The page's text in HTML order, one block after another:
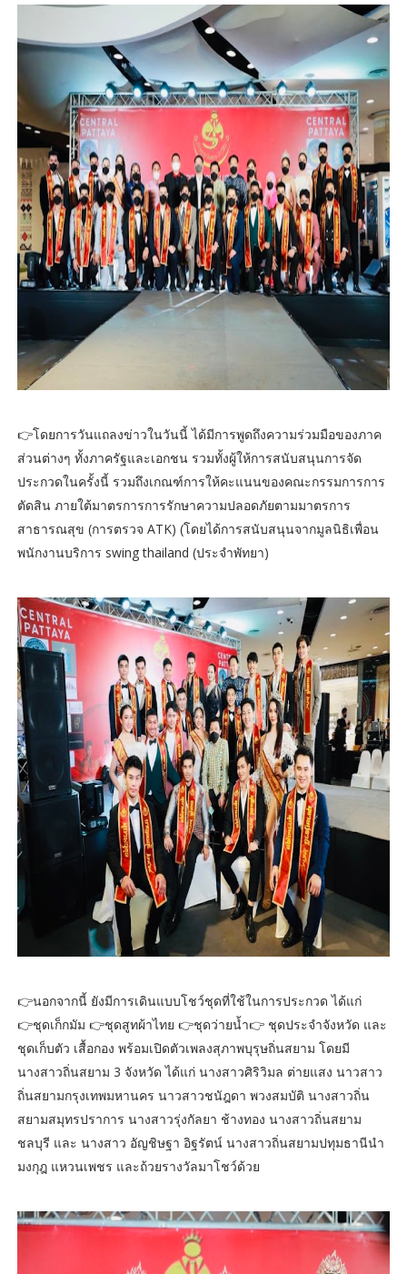
👉โดยการวันแถลงข่าวในวันนี้ ได้มีการพูดถึงความร่วมมือของภาค
ส่วนต่างๆ ทั้งภาครัฐและเอกชน รวมทั้งผู้ให้การสนับสนุนการจัด
ประกวดในครั้งนี้ รวมถึงเกณฑ์การให้คะแนนของคณะกรรมการการ
ตัดสิน ภายใต้มาตรการการรักษาความปลอดภัยตามมาตรการ
สาธารณสุข (การตรวจ ATK) (โดยได้การสนับสนุนจากมูลนิธิเพื่อน
พนักงานบริการ swing thailand (ประจำพัทยา)
👉นอกจากนี้ ยังมีการเดินแบบโชว์ชุดที่ใช้ในการประกวด ได้แก่
👉ชุดเก็กมัม 👉ชุดสูทผ้าไทย 👉ชุดว่ายน้ำ👉 ชุดประจำจังหวัด และ
ชุดเก็บตัว เสื้อกอง พร้อมเปิดตัวเพลงสุภาพบุรุษถิ่นสยาม โดยมี
นางสาวถิ่นสยาม 3 จังหวัด ได้แก่ นางสาวศิริวิมล ต่ายแสง นาวสาว
ถิ่นสยามกรุงเทพมหานคร นาวสาวชนัฎดา พวงสมบัติ นางสาวถิ่น
สยามสมุทรปราการ นางสาวรุ่งกัลยา ช้างทอง นางสาวถิ่นสยาม
ชลบุรี และ นางสาว อัญชิษฐา อิฐรัตน์ นางสาวถิ่นสยามปทุมธานีนำ
มงกุฎ แหวนเพชร และถ้วยรางวัลมาโชว์ด้วย